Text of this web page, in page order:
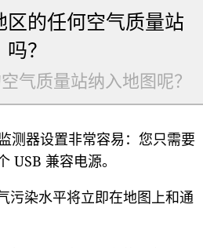
的任何空气质量站
吗？
气质量站纳入地图呢？
测器设置非常容易：您只需要
USB 兼容电源。
污染水平将立即在地图上和通